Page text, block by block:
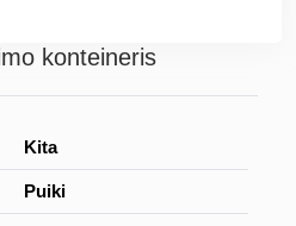
konteineris
Kita
Puiki